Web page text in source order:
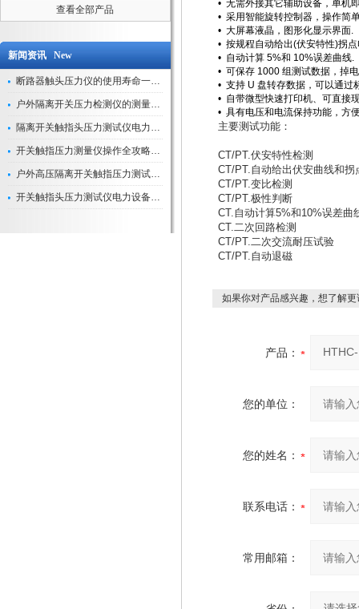
查看全部产品
新闻资讯 New
断路器触头压力仪的使用寿命一般是多久？
户外隔离开关压力检测仪的测量数据如何与GIS系统对接实现智能化运维？
隔离开关触指头压力测试仪电力系统安全运行的“定海神针”
开关触指压力测量仪操作全攻略：从准备到精准测量的实战指南
户外高压隔离开关触指压力测试仪的作用与价值
开关触指头压力测试仪电力设备安全的“隐形守护者”
• 无需外接其它辅助设备，单机
• 采用智能旋转控制器，操作简
• 大屏幕液晶，图形化显示界面.
• 按规程自动给出(伏安特性)拐
• 自动计算 5%和 10%误差曲线.
• 可保存 1000 组测试数据，掉
• 支持 U 盘转存数据，可以通过
• 自带微型快速打印机、可直接
• 具有电压和电流保持功能，方
主要测试功能：
CT/PT.伏安特性检测
CT/PT.自动给出伏安曲线和拐
CT/PT.变比检测
CT/PT.极性判断
CT.自动计算5%和10%误差曲
CT.二次回路检测
CT/PT.二次交流耐压试验
CT/PT.自动退磁
如果你对产品感兴趣，想了解
产品：
您的单位：
您的姓名：
联系电话：
常用邮箱：